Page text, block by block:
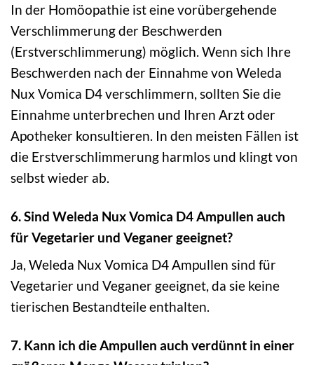
In der Homöopathie ist eine vorübergehende
Verschlimmerung der Beschwerden
(Erstverschlimmerung) möglich. Wenn sich Ihre
Beschwerden nach der Einnahme von Weleda
Nux Vomica D4 verschlimmern, sollten Sie die
Einnahme unterbrechen und Ihren Arzt oder
Apotheker konsultieren. In den meisten Fällen ist
die Erstverschlimmerung harmlos und klingt von
selbst wieder ab.
6. Sind Weleda Nux Vomica D4 Ampullen auch
für Vegetarier und Veganer geeignet?
Ja, Weleda Nux Vomica D4 Ampullen sind für
Vegetarier und Veganer geeignet, da sie keine
tierischen Bestandteile enthalten.
7. Kann ich die Ampullen auch verdünnt in einer